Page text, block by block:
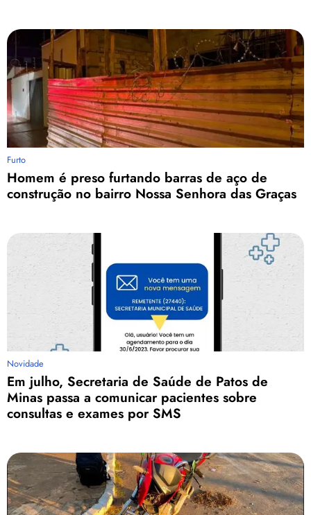
Furto
Homem é preso furtando barras de aço de
construção no bairro Nossa Senhora das Graças
Novidade
Em julho, Secretaria de Saúde de Patos de
Minas passa a comunicar pacientes sobre
consultas e exames por SMS